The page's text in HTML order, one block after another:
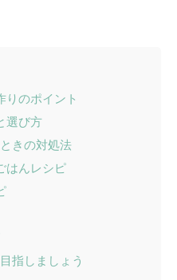
りのポイント
選び方
きの対処法
はんレシピ
指しましょう